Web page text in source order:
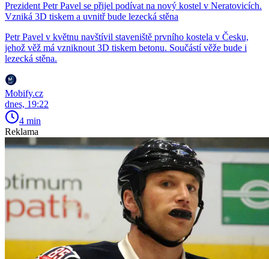
Prezident Petr Pavel se přijel podívat na nový kostel v Neratovicích.
Vzniká 3D tiskem a uvnitř bude lezecká stěna
Petr Pavel v květnu navštívil staveniště prvního kostela v Česku,
jehož věž má vzniknout 3D tiskem betonu. Součástí věže bude i
lezecká stěna.
Mobify.cz
dnes, 19:22
4 min
Reklama